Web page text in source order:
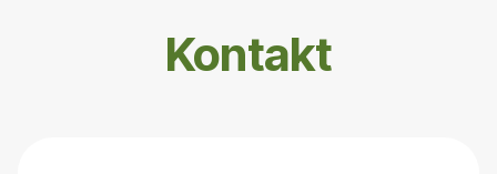
Kontakt